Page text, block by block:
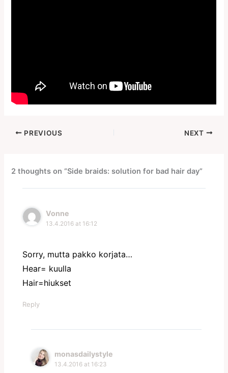
PREVIOUS NEXT
2 thoughts on “Side braids: solution for bad hair day”
Vonne
13.4.2016 at 16:12
Sorry, mutta pakko korjata…
Hear= kuulla
Hair=hiukset
Reply
monasdailystyle
13.4.2016 at 16:23